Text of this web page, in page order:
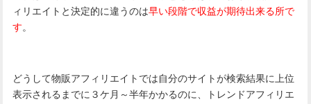
ィリエイトと決定的に違うのは早い段階で収益が期待出来る所で
す。
どうして物販アフィリエイトでは自分のサイトが検索結果に上位
表示されるまでに３ケ月～半年かかるのに、トレンドアフィリエ